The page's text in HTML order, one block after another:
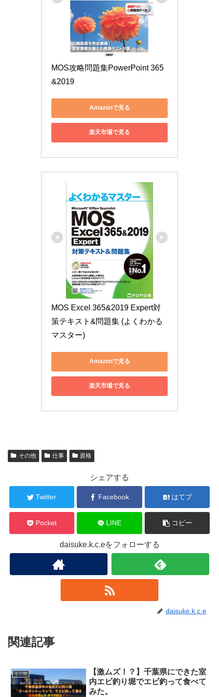
MOS攻略問題集PowerPoint 365
&2019
Amazonで見る
楽天市場で見る
MOS Excel 365&2019 Expert対
策テキスト&問題集 (よくわかる
マスター)
Amazonで見る
楽天市場で見る
その他 仕事 資格
シェアする
Twitter Facebook はてブ
Pocket LINE コピー
daisuke.k.c.eをフォローする
daisuke.k.c.e
関連記事
その他
【激ムズ！？】千葉県にできた室
内エビ釣り堀でエビ釣って食べて
みた。